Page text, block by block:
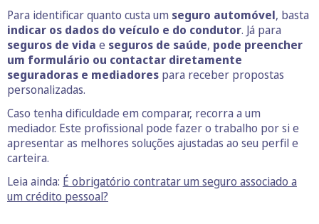
Para identificar quanto custa um seguro automóvel, basta
indicar os dados do veículo e do condutor. Já para
seguros de vida e seguros de saúde, pode preencher
um formulário ou contactar diretamente
seguradoras e mediadores para receber propostas
personalizadas.
Caso tenha dificuldade em comparar, recorra a um
mediador. Este profissional pode fazer o trabalho por si e
apresentar as melhores soluções ajustadas ao seu perfil e
carteira.
Leia ainda: É obrigatório contratar um seguro associado a
um crédito pessoal?